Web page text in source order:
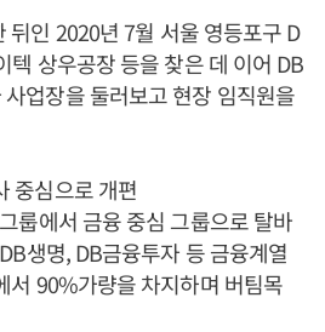
뒤인 2020년 7월 서울 영등포구 D
텍 상우공장 등을 찾은 데 이어 DB
업장을 둘러보고 현장 임직원을
중심으로 개편
룹에서 금융 중심 그룹으로 탈바
생명, DB금융투자 등 금융계열
서 90%가량을 차지하며 버팀목